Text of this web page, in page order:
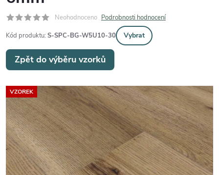
Neohodnoceno Podrobnosti hodnocení
Kód produktu: S-SPC-BG-W5U10-30 Vybrat
Zpět do výběru vzorků
VZOREK